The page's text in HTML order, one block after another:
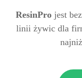
ResinPro jest
linii żywic dla